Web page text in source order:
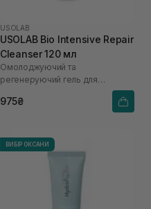
USOLAB
USOLAB Bio Intensive Repair
Cleanser 120 мл
Омолоджуючий та
регенеруючий гель для
975₴
ВИБІР ОКСАНИ